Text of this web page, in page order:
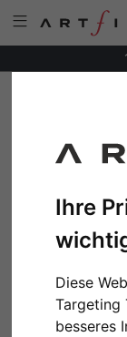
Ihre
Diese
Targeting
besseres